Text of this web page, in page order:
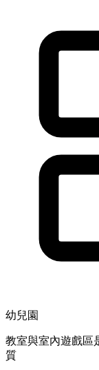
幼兒園
教室與室內遊戲區
質